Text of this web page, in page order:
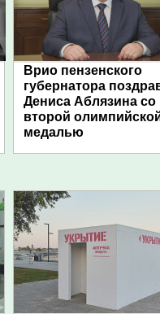
Врио пензенского
губернатора
Дениса Аблязина со
второй
медалью